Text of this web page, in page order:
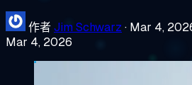
作者Jim Schwarz · Mar 4,
Mar 4, 2026